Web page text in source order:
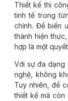
Thiết kế thi
tinh tế trong
chỉnh. Để biến
thành hiện
hợp là một
Với sự đa dạng
nghệ, không
Tuy nhiên, để
thiết kế mà